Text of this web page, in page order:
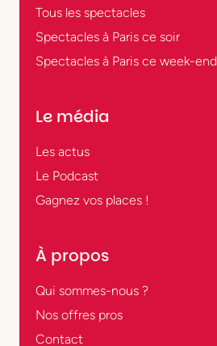
Tous les spectacles
Spectacles à Paris ce soir
Spectacles à Paris ce week-end
Le média
Les actus
Le Podcast
Gagnez vos places !
À propos
Qui sommes-nous ?
Nos offres pros
Contact